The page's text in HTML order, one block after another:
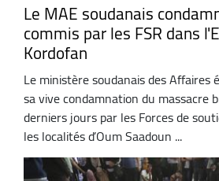
Le MAE soudanais
commis par les FSR dans
Kordofan
Le ministère soudanais des Affaires
sa vive condamnation du massacre
derniers jours par les Forces de
les localités d’Oum Saadoun ...